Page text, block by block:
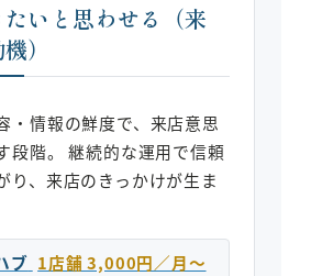
いと思わせる（来
）
・情報の鮮度で、来店意思
段階。 継続的な運用で信頼
り、来店のきっかけが生ま
ブ 1店舗 3,000円／月〜